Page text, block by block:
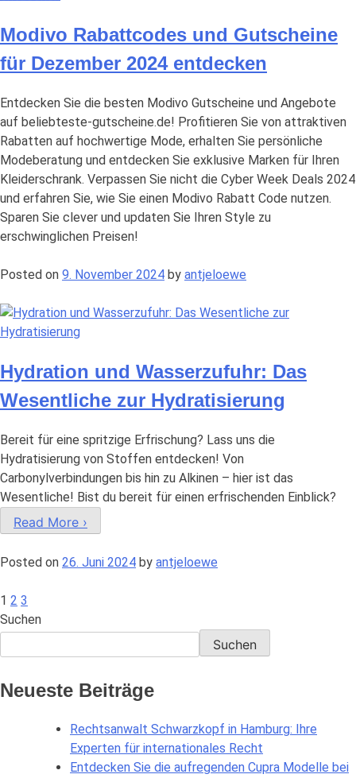
Modivo Rabattcodes und Gutscheine
für Dezember 2024 entdecken
Entdecken Sie die besten Modivo Gutscheine und Angebote
auf beliebteste-gutscheine.de! Profitieren Sie von attraktiven
Rabatten auf hochwertige Mode, erhalten Sie persönliche
Modeberatung und entdecken Sie exklusive Marken für Ihren
Kleiderschrank. Verpassen Sie nicht die Cyber Week Deals 2024
und erfahren Sie, wie Sie einen Modivo Rabatt Code nutzen.
Sparen Sie clever und updaten Sie Ihren Style zu
erschwinglichen Preisen!
Posted on 9. November 2024 by antjeloewe
Hydration und Wasserzufuhr: Das
Wesentliche zur Hydratisierung
Bereit für eine spritzige Erfrischung? Lass uns die
Hydratisierung von Stoffen entdecken! Von
Carbonylverbindungen bis hin zu Alkinen – hier ist das
Wesentliche! Bist du bereit für einen erfrischenden Einblick?
Read More ›
Posted on 26. Juni 2024 by antjeloewe
Beitragsnavigation
1 2 3
Suchen
Suchen
Neueste Beiträge
Rechtsanwalt Schwarzkopf in Hamburg: Ihre
Experten für internationales Recht
Entdecken Sie die aufregenden Cupra Modelle bei